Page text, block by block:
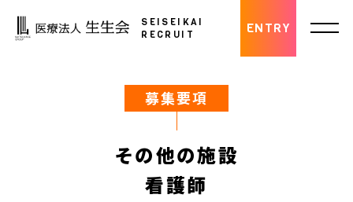
SEISEIKAI
RECRUIT
ENTRY
募集要項
その他の施設
看護師